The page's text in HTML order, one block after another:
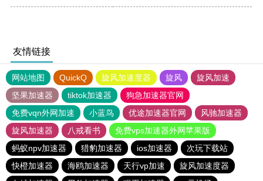
友情链接
网站地图 QuickQ 旋风加速度器 旋风
旋风加速
坚果加速器
tiktok加速器
狗急加速器官网
免费vqn外网加速
小蓝鸟 优途加速器官网
风驰加速器
旋风加速器
八戒看书
免费vps加速器外网苹果版
蚂蚁npv加速器
猎豹加速器 ios加速器
次玩下载站
快橙加速器
海鸥加速器 天行vp加速
旋风加速度器